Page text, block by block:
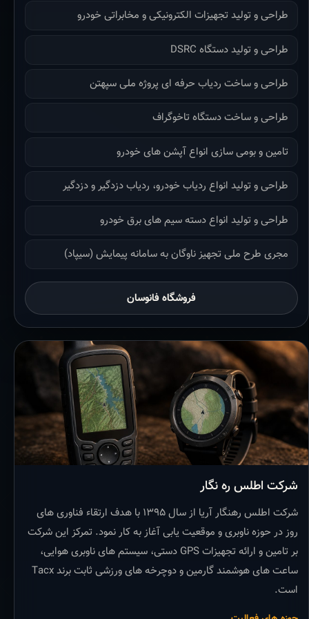
طراحی و تولید تجهیزات الکترونیکی و مخابراتی خودرو
طراحی و تولید دستگاه DSRC
طراحی و ساخت ردیاب حرفه ای پروژه ملی سپهتن
طراحی و ساخت دستگاه تاخوگراف
تامین و بومی سازی انواع آپشن های خودرو
طراحی و تولید انواع ردیاب خودرو، ردیاب دزدگیر و دزدگیر
طراحی و تولید انواع دسته سیم های برق خودرو
مجری طرح ملی تجهیز ناوگان به سامانه پیمایش (سیپاد)
فروشگاه فانوسان
شرکت اطلس ره نگار
شرکت اطلس رهنگار آریا از سال ۱۳۹۵ با هدف ارتقاء فناوری های
روز در حوزه ناوبری و موقعیت یابی آغاز به کار نمود. تمرکز این شرکت
بر تامین و ارائه تجهیزات GPS دستی، سیستم های ناوبری هوایی،
ساعت های هوشمند گارمین و دوچرخه های ورزشی ثابت برند Tacx
است.